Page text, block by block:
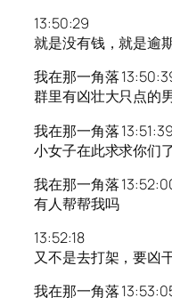
13:50:29
就是没有钱，就是逾
我在那一角落
群里有凶壮大只点的
我在那一角落 13:51:39
小女子在此求求你们
我在那一角落
有人帮帮我吗
13:52:18
又不是去打架，要凶
我在那一角落